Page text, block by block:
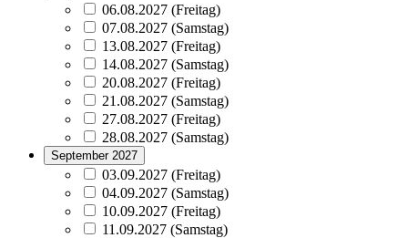
06.08.2027 (Freitag)
07.08.2027 (Samstag)
13.08.2027 (Freitag)
14.08.2027 (Samstag)
20.08.2027 (Freitag)
21.08.2027 (Samstag)
27.08.2027 (Freitag)
28.08.2027 (Samstag)
September 2027
03.09.2027 (Freitag)
04.09.2027 (Samstag)
10.09.2027 (Freitag)
11.09.2027 (Samstag)